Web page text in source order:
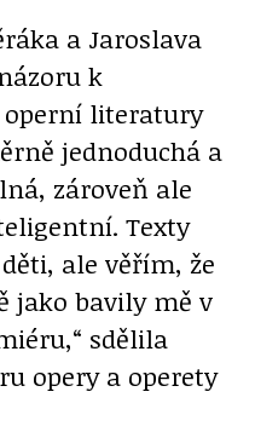
a Jaroslava
k
literatury
jednoduchá a
zároveň ale
Texty
ale věřím, že
jako bavily mě v
sdělila
opery a operety